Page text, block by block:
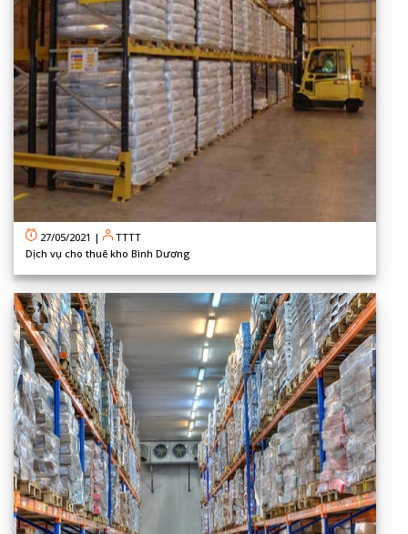
27/05/2021 |
TTTT
Dịch vụ cho thuê kho Bình Dương